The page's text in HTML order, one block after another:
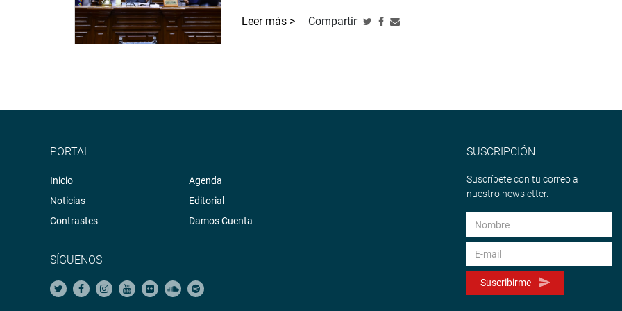
Leer más > Compartir
PORTAL
Inicio
Noticias
Contrastes
Agenda
Editorial
Damos Cuenta
SÍGUENOS
SUSCRIPCIÓN
Suscríbete con tu correo a
nuestro newsletter.
Suscribirme